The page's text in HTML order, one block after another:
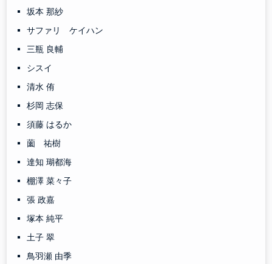
坂本 那紗
サファリ ケイハン
三瓶 良輔
シスイ
清水 侑
杉岡 志保
須藤 はるか
薗 祐樹
達知 瑚都海
棚澤 菜々子
張 政嘉
塚本 純平
土子 翠
鳥羽瀬 由季